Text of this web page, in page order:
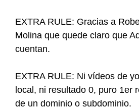
EXTRA RULE: Gracias a
Molina que quede claro que
cuentan.
EXTRA RULE: Ni vídeos de
local, ni resultado 0, puro 1er
de un dominio o subdominio.